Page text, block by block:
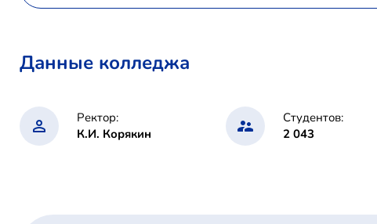
Данные колледжа
Ректор:
К.И. Корякин
Студентов:
2 043